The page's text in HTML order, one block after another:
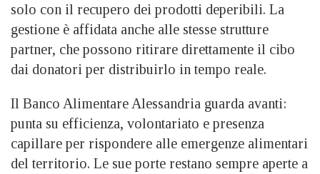
solo con il recupero dei prodotti deperibili. La
gestione è affidata anche alle stesse strutture
partner, che possono ritirare direttamente il cibo
dai donatori per distribuirlo in tempo reale.
Il Banco Alimentare Alessandria guarda avanti:
punta su efficienza, volontariato e presenza
capillare per rispondere alle emergenze alimentari
del territorio. Le sue porte restano sempre aperte a